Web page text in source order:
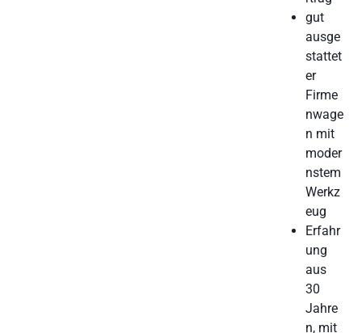
gut
ausge
stattet
er
Firme
nwage
n mit
moder
nstem
Werkz
eug
Erfahr
ung
aus
30
Jahre
n, mit